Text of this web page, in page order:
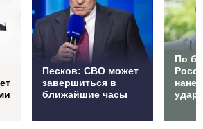
Песков: СВО может
завершиться в
ближайшие часы
По
удар